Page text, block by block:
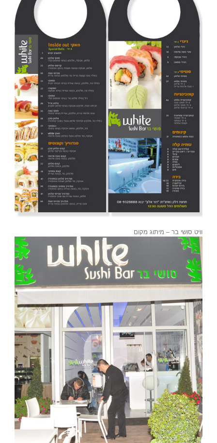
וויט סושי בר – מיתוג מקום